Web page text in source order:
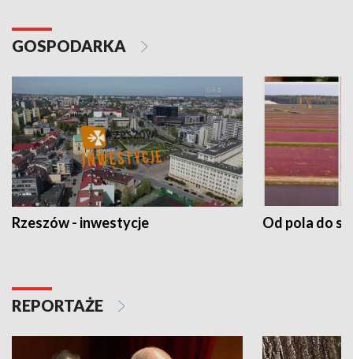
GOSPODARKA
Rzeszów - inwestycje Od pola do
REPORTAŻE